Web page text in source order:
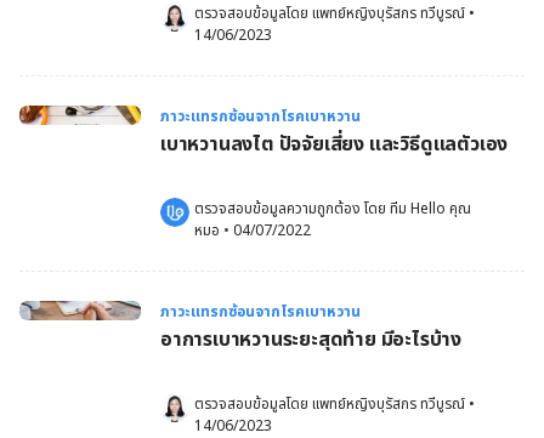
ตรวจสอบข้อมูลโดย แพทย์หญิงบุรัสกร ทวีบูรณ์ •
14/06/2023
ภาวะแทรกซ้อนจากโรคเบาหวาน
เบาหวานลงไต ปัจจัยเสี่ยง และวิธีดูแลตัวเอง
ตรวจสอบข้อมูลความถูกต้อง โดย ทีม Hello คุณ
หมอ • 04/07/2022
ภาวะแทรกซ้อนจากโรคเบาหวาน
อาการเบาหวานระยะสุดท้าย มีอะไรบ้าง
ตรวจสอบข้อมูลโดย แพทย์หญิงบุรัสกร ทวีบูรณ์ •
14/06/2023